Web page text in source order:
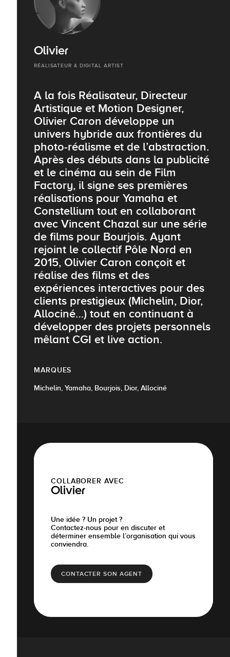
Olivier
RÉALISATEUR & DIGITAL ARTIST
A la fois Réalisateur, Directeur
Artistique et Motion Designer,
Olivier Caron développe un
univers hybride aux frontières du
photo-réalisme et de l’abstraction.
Après des débuts dans la publicité
et le cinéma au sein de Film
Factory, il signe ses premières
réalisations pour Yamaha et
Constellium tout en collaborant
avec Vincent Chazal sur une série
de films pour Bourjois. Ayant
rejoint le collectif Pôle Nord en
2015, Olivier Caron conçoit et
réalise des films et des
expériences interactives pour des
clients prestigieux (Michelin, Dior,
Allociné…) tout en continuant à
développer des projets personnels
mêlant CGI et live action.
MARQUES
Michelin, Yamaha, Bourjois, Dior, Allociné
COLLABORER AVEC
Olivier
Une idée ? Un projet ?
Contactez-nous pour en discuter et
déterminer ensemble l’organisation qui vous
conviendra.
CONTACTER SON AGENT